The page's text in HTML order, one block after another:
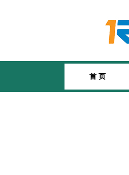
首 页